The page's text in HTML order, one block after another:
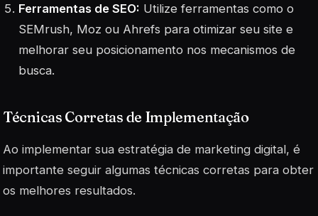
Ferramentas de SEO: Utilize ferramentas como o
SEMrush, Moz ou Ahrefs para otimizar seu site e
melhorar seu posicionamento nos mecanismos de
busca.
Técnicas Corretas de Implementação
Ao implementar sua estratégia de marketing digital, é
importante seguir algumas técnicas corretas para obter
os melhores resultados.